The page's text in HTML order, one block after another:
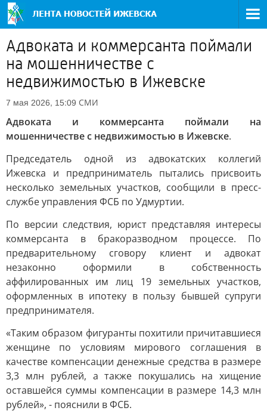
Адвоката и коммерсанта поймали
на мошенничестве с
недвижимостью в Ижевске
7 мая 2026, 15:09 СМИ
Адвоката и коммерсанта поймали на
мошенничестве с недвижимостью в Ижевске.
Председатель одной из адвокатских коллегий
Ижевска и предприниматель пытались присвоить
несколько земельных участков, сообщили в пресс-
службе управления ФСБ по Удмуртии.
По версии следствия, юрист представляя интересы
коммерсанта в бракоразводном процессе. По
предварительному сговору клиент и адвокат
незаконно оформили в собственность
аффилированных им лиц 19 земельных участков,
оформленных в ипотеку в пользу бывшей супруги
предпринимателя.
«Таким образом фигуранты похитили причитавшиеся
женщине по условиям мирового соглашения в
качестве компенсации денежные средства в размере
3,3 млн рублей, а также покушались на хищение
оставшейся суммы компенсации в размере 14,3 млн
рублей», - пояснили в ФСБ.